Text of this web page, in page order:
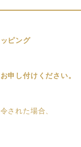
ピング
申し付けください。
された場合、